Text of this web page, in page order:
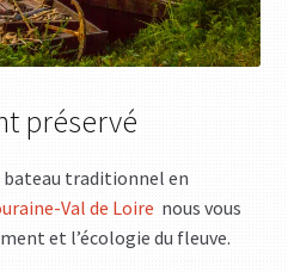
préservé
bateau traditionnel en
Val de Loire nous vous
et l’écologie du fleuve.